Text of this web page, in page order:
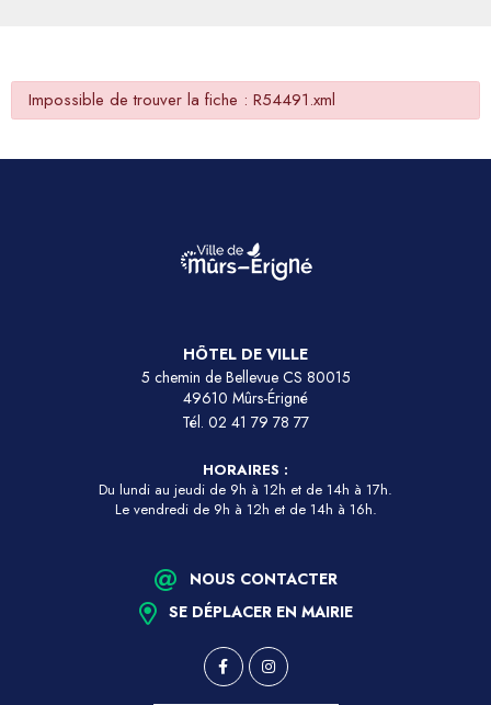
Impossible de trouver la fiche : R54491.xml
HÔTEL DE VILLE
5 chemin de Bellevue CS 80015
49610 Mûrs-Érigné
Tél. 02 41 79 78 77
HORAIRES :
Du lundi au jeudi de 9h à 12h et de 14h à 17h.
Le vendredi de 9h à 12h et de 14h à 16h.
NOUS CONTACTER
SE DÉPLACER EN MAIRIE